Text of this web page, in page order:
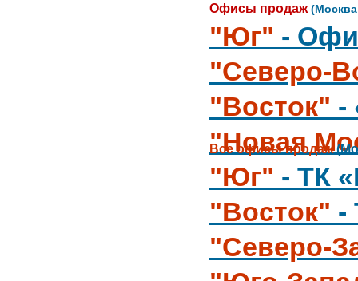
Офисы продаж(Москва
"Юг" -
"Северо-
"Восток" -
"Новая
"Юг" - ТК
"Восток" -
"Северо-
Все офисы продаж